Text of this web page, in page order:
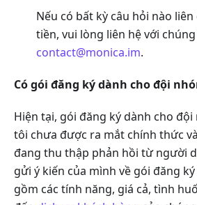
Nếu có bất kỳ câu hỏi nào
tiền, vui lòng liên hệ với
contact@monica.im.
Có gói đăng ký dành cho đội
Hiện tại, gói đăng ký dành cho
tôi chưa được ra mắt chính thức
đang thu thập phản hồi từ người
gửi ý kiến của mình về gói đăng
gồm các tính năng, giá cả, tình